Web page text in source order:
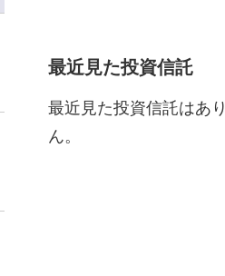
最近見た投資信託
最近見た投資信託はあ
ん。